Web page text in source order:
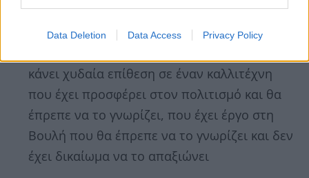
Data Deletion Data Access Privacy Policy
μένος. Θεωρούσα ότι είναι επιπόλαιο αλλά
δεν είναι έτσι. Δεν θα νομιμοποιήσω την
κάνει χυδαία επίθεση σε έναν καλλιτέχνη
που έχει προσφέρει στον πολιτισμό και θα
έπρεπε να το γνωρίζει, που έχει έργο στη
Βουλή που θα έπρεπε να το γνωρίζει και δεν
έχει δικαίωμα να το απαξιώνει